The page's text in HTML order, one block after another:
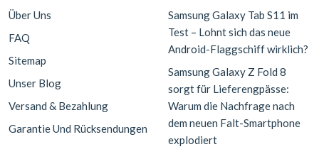
Über Uns
FAQ
Sitemap
Unser Blog
Versand & Bezahlung
Garantie Und Rücksendungen
Samsung Galaxy Tab S11 im
Test – Lohnt sich das neue
Android-Flaggschiff wirklich?
Samsung Galaxy Z Fold 8
sorgt für Lieferengpässe:
Warum die Nachfrage nach
dem neuen Falt-Smartphone
explodiert